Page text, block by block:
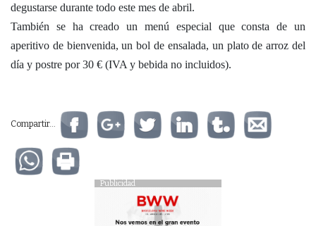
degustarse durante todo este mes de abril.
También se ha creado un menú especial que consta de un
aperitivo de bienvenida, un bol de ensalada, un plato de arroz del
día y postre por 30 € (IVA y bebida no incluidos).
Compartir...
Publicidad